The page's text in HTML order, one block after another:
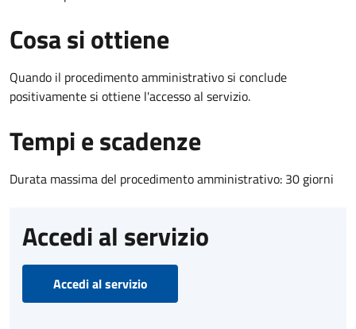
Cosa si ottiene
Quando il procedimento amministrativo si conclude
positivamente si ottiene l'accesso al servizio.
Tempi e scadenze
Durata massima del procedimento amministrativo: 30 giorni
Accedi al servizio
Accedi al servizio